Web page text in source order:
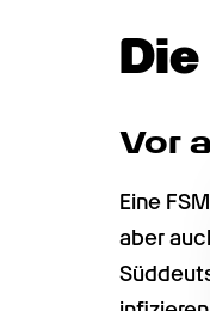
Vor
Eine
aber